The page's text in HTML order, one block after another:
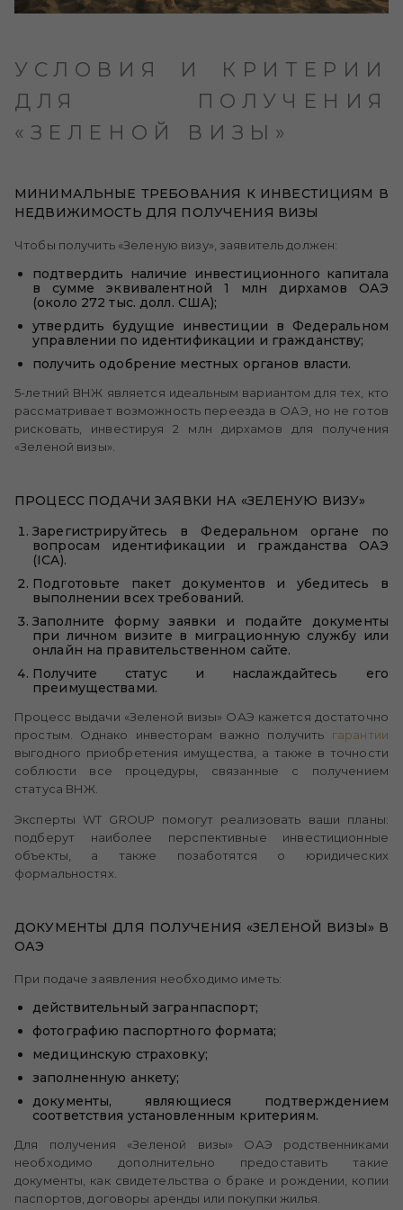
УСЛОВИЯ И КРИТЕРИИ
ДЛЯ ПОЛУЧЕНИЯ
«ЗЕЛЕНОЙ ВИЗЫ»
МИНИМАЛЬНЫЕ ТРЕБОВАНИЯ К ИНВЕСТИЦИЯМ В
НЕДВИЖИМОСТЬ ДЛЯ ПОЛУЧЕНИЯ ВИЗЫ
Чтобы получить «Зеленую визу», заявитель должен:
подтвердить наличие инвестиционного капитала
в сумме эквивалентной 1 млн дирхамов ОАЭ
(около 272 тыс. долл. США);
утвердить будущие инвестиции в Федеральном
управлении по идентификации и гражданству;
получить одобрение местных органов власти.
5-летний ВНЖ является идеальным вариантом для тех, кто
рассматривает возможность переезда в ОАЭ, но не готов
рисковать, инвестируя 2 млн дирхамов для получения
«Зеленой визы».
ПРОЦЕСС ПОДАЧИ ЗАЯВКИ НА «ЗЕЛЕНУЮ ВИЗУ»
Зарегистрируйтесь в Федеральном органе по
вопросам идентификации и гражданства ОАЭ
(ICA).
Подготовьте пакет документов и убедитесь в
выполнении всех требований.
Заполните форму заявки и подайте документы
при личном визите в миграционную службу или
онлайн на правительственном сайте.
Получите статус и наслаждайтесь его
преимуществами.
Процесс выдачи «Зеленой визы» ОАЭ кажется достаточно
простым. Однако инвесторам важно получить гарантии
выгодного приобретения имущества, а также в точности
соблюсти все процедуры, связанные с получением
статуса ВНЖ.
Эксперты WT GROUP помогут реализовать ваши планы:
подберут наиболее перспективные инвестиционные
объекты, а также позаботятся о юридических
формальностях.
ДОКУМЕНТЫ ДЛЯ ПОЛУЧЕНИЯ «ЗЕЛЕНОЙ ВИЗЫ» В
ОАЭ
При подаче заявления необходимо иметь:
действительный загранпаспорт;
фотографию паспортного формата;
медицинскую страховку;
заполненную анкету;
документы, являющиеся подтверждением
соответствия установленным критериям.
Для получения «Зеленой визы» ОАЭ родственниками
необходимо дополнительно предоставить такие
документы, как свидетельства о браке и рождении, копии
паспортов, договоры аренды или покупки жилья.